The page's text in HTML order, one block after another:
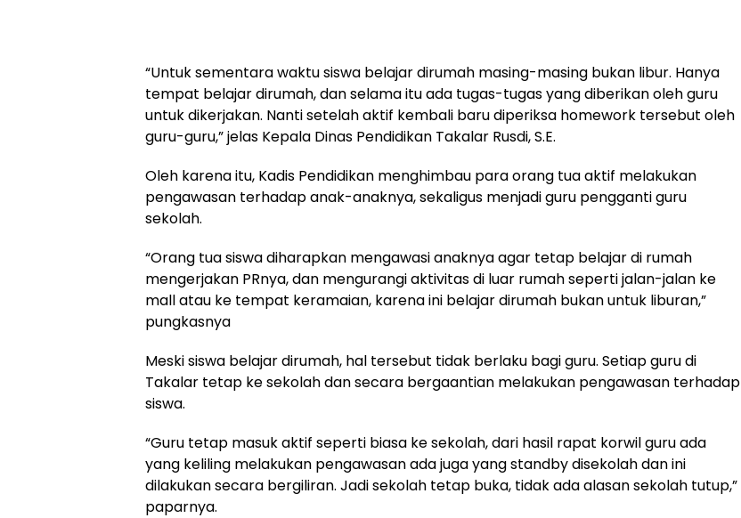
“Untuk sementara waktu siswa belajar dirumah masing-masing bukan libur. Hanya
tempat belajar dirumah, dan selama itu ada tugas-tugas yang diberikan oleh guru
untuk dikerjakan. Nanti setelah aktif kembali baru diperiksa homework tersebut oleh
guru-guru,” jelas Kepala Dinas Pendidikan Takalar Rusdi, S.E.
Oleh karena itu, Kadis Pendidikan menghimbau para orang tua aktif melakukan
pengawasan terhadap anak-anaknya, sekaligus menjadi guru pengganti guru
sekolah.
“Orang tua siswa diharapkan mengawasi anaknya agar tetap belajar di rumah
mengerjakan PRnya, dan mengurangi aktivitas di luar rumah seperti jalan-jalan ke
mall atau ke tempat keramaian, karena ini belajar dirumah bukan untuk liburan,”
pungkasnya
Meski siswa belajar dirumah, hal tersebut tidak berlaku bagi guru. Setiap guru di
Takalar tetap ke sekolah dan secara bergaantian melakukan pengawasan terhadap
siswa.
“Guru tetap masuk aktif seperti biasa ke sekolah, dari hasil rapat korwil guru ada
yang keliling melakukan pengawasan ada juga yang standby disekolah dan ini
dilakukan secara bergiliran. Jadi sekolah tetap buka, tidak ada alasan sekolah tutup,”
paparnya.